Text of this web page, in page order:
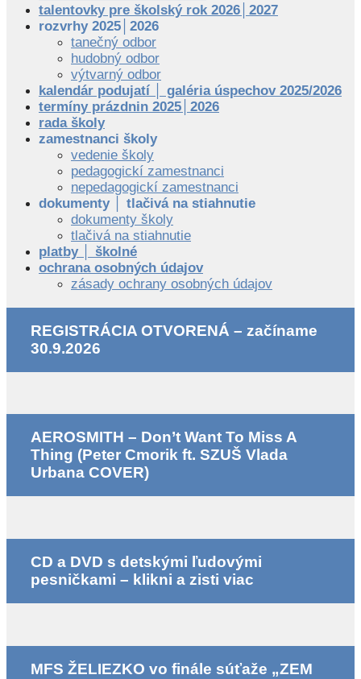
talentovky pre školský rok 2026│2027
rozvrhy 2025│2026
tanečný odbor
hudobný odbor
výtvarný odbor
kalendár podujatí │ galéria úspechov 2025/2026
termíny prázdnin 2025│2026
rada školy
zamestnanci školy
vedenie školy
pedagogickí zamestnanci
nepedagogickí zamestnanci
dokumenty │ tlačivá na stiahnutie
dokumenty školy
tlačivá na stiahnutie
platby │ školné
ochrana osobných údajov
zásady ochrany osobných údajov
REGISTRÁCIA OTVORENÁ – začíname
30.9.2026
AEROSMITH – Don’t Want To Miss A
Thing (Peter Cmorik ft. SZUŠ Vlada
Urbana COVER)
CD a DVD s detskými ľudovými
pesničkami – klikni a zisti viac
MFS ŽELIEZKO vo finále súťaže „ZEM